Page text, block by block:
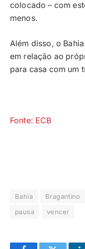
colocado – com
menos.
Além disso, o
em relação ao
para casa com um
Fonte: ECB
Bahia Bragantino
pausa
vencer